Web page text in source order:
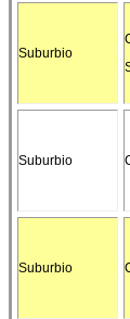
Suburbio
Suburbio
Suburbio